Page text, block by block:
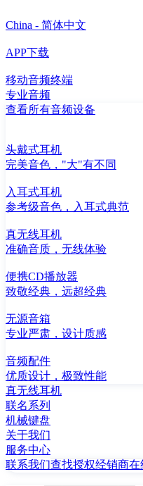
China - 简体中文
APP下载
移动音频终端
专业音频
查看所有音频设备
头戴式耳机
完美音色，"大"有不同
入耳式耳机
参考级音色，入耳式典范
真无线耳机
准确音质，无线体验
便携CD播放器
致敬经典，远超经典
无源音箱
专业严肃，设计质感
音频配件
优质设计，极致性能
真无线耳机
联名系列
机械键盘
关于我们
服务中心
联系我们查找授权经销商在